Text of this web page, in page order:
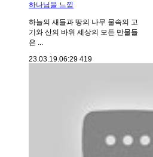
하나님을 느낌
하늘의 새들과 땅의 나무 물속의 고
기와 산의 바위 세상의 모든 만물들
은 ...
23.03.19.06:29 419